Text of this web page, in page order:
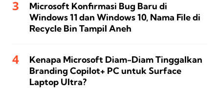
Microsoft Konfirmasi Bug Baru di
Windows 11 dan Windows 10, Nama File di
Recycle Bin Tampil Aneh
Kenapa Microsoft Diam-Diam Tinggalkan
Branding Copilot+ PC untuk Surface
Laptop Ultra?